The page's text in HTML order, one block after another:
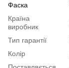
Фаска
Країна
виробник
Тип гарантії
Колір